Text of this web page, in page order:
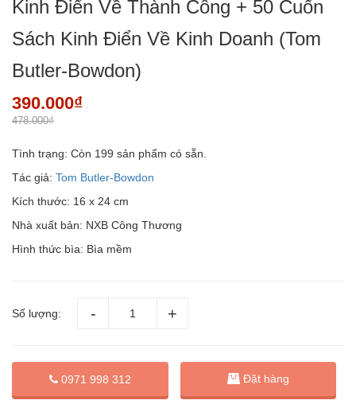
Kinh Điển Về Thành Công + 50 Cuốn
Sách Kinh Điển Về Kinh Doanh (Tom
Butler-Bowdon)
390.000₫
478.000₫
Tình trạng: Còn 199 sản phẩm có sẵn.
Tác giả: Tom Butler-Bowdon
Kích thước: 16 x 24 cm
Nhà xuất bản: NXB Công Thương
Hình thức bìa: Bìa mềm
Số lượng:
0971 998 312 Đặt hàng